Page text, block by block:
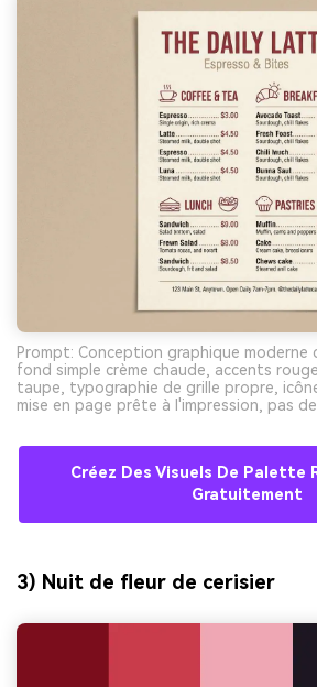
Prompt: Conception graphique moderne
fond simple crème chaude, accents
taupe, typographie de grille propre,
mise en page prête à l'impression, pas
Créez Des Visuels De Palette
Gratuitement
3) Nuit de fleur de cerisier